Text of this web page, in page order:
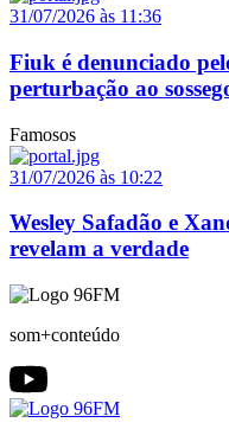
31/07/2026 às 11:36
Fiuk é denunciado
perturbação ao
Famosos
31/07/2026 às 10:22
Wesley Safadão e
revelam a verdade
som+conteúdo